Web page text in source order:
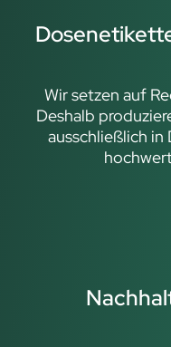
Wir setzen auf
Deshalb
ausschließlich in